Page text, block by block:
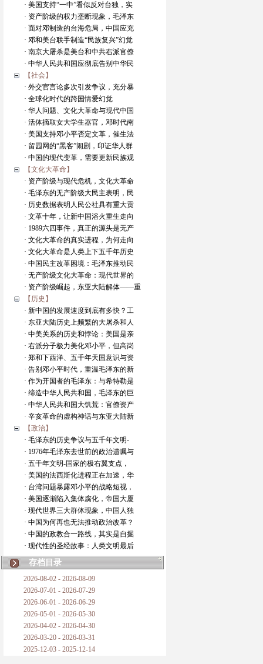
· 美国支持“一中”看似反对台独，实
· 资产阶级的权力垄断现象，毛泽东
· 面对邓制造的台海危局，中国应充
· 邓和美台联手制造“民族复兴”幻觉
· 南京大屠杀是美台和中共右派官僚
· 中华人民共和国应彻底告别中华民
【社会】
· 外交官言论多次引发争议，充分暴
· 全球化时代的跨国情爱幻觉
· 华人问题、文化大革命与现代中国
· 活体摘取女大学生器官，邓时代南
· 美国支持邓小平否定文革，催生法
· 留园网的“黑客”闹剧，印证华人群
· 中国的现代变革，需要更新民族观
【文化大革命】
· 资产阶级与现代危机，文化大革命
· 毛泽东的无产阶级大民主表明，民
· 历史数据表明人民公社具有重大贡
· 文革十年，让新中国浴火重生走向
· 1989六四事件，真正的源头是无产
· 文化大革命的真实进程，为何走向
· 文化大革命是人类上下五千年历史
· 中国民主改革困境：毛泽东推动民
· 无产阶级文化大革命：现代世界的
· 资产阶级崛起，东亚大陆解体——重
【历史】
· 新中国的发展速度到底有多快？工
· 东亚大陆历史上频繁的大屠杀和人
· 中美关系的历史和悖论：美国是亲
· 右派分子极力美化邓小平，但高岗
· 郑和下西洋、五千年天国意识与资
· 告别邓小平时代，重温毛泽东的新
· 作为开国者的毛泽东：与希特勒是
· 缔造中华人民共和国，毛泽东的巨
· 中华人民共和国大饥荒：官僚资产
· 辛亥革命的虚构神话与东亚大陆新
【政治】
· 毛泽东的历史争议与五千年文明-
· 1976年毛泽东去世前的政治遗嘱与
· 五千年文明-国家的极右翼支点，
· 美国的法西斯化进程正在加速，华
· 台湾问题暴露邓小平的战略短视，
· 美国逐渐陷入集体腐化，帝国大厦
· 现代世界三大群体现象，中国人独
· 中国为何再也无法推动政治改革？
· 中国的政教合一路线，其实是自掘
· 现代性的圣经故事：人类文明最后
存档目录
2026-08-02 - 2026-08-09
2026-07-01 - 2026-07-29
2026-06-01 - 2026-06-29
2026-05-01 - 2026-05-30
2026-04-02 - 2026-04-30
2026-03-20 - 2026-03-31
2025-12-03 - 2025-12-14